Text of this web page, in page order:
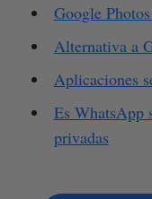
Google
Alternativa a
Aplicaciones
Es WhatsApp
privadas